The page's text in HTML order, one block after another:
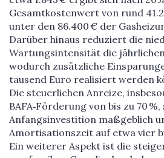
Gesamtkostenwert von rund
unter den 86.400 € der
Darüber hinaus reduziert die
Wartungsintensität die
wodurch zusätzliche
tausend Euro realisiert werden
Die steuerlichen Anreize,
BAFA‑Förderung von bis zu 70
Anfangsinvestition maßgeblich
Amortisationszeit auf etwa vier
Ein weiterer Aspekt ist die